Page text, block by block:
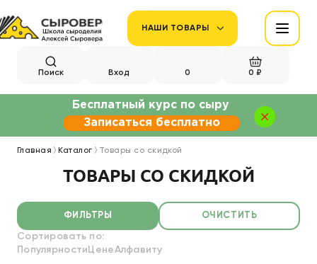
НАШИ ТОВАРЫ
Поиск Вход 0 0 ₽
Главная Каталог Товары со скидкой
ТОВАРЫ СО СКИДКОЙ
ФИЛЬТРЫ ОЧИСТИТЬ
Сортировать по:
Популярности ЦенеАлфавиту
Записаться бесплатно
Бесплатный курс по сыру